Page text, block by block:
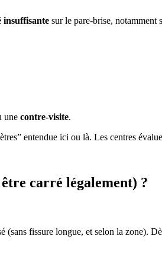
insuffisante sur le pare-brise, notamment
une contre-visite.
entendue ici ou là. Les centres
carré légalement) ?
(sans fissure longue, et selon la zone).